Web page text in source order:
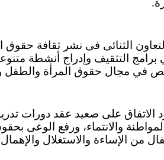
الثنائى فى نشر ثقافة حقوق
برامج التثقيف وإدراج أنشطة
مجال حقوق المرأة والطفل
الاتفاق على صعيد عقد دورات
المواطنة والانتماء، ورفع
من الإساءة والاستغلال